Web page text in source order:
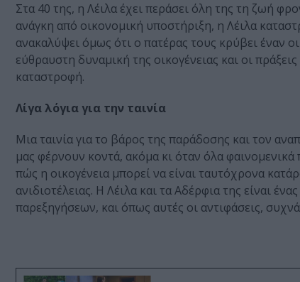
Στα 40 της, η Λέιλα έχει περάσει όλη της τη ζωή
ανάγκη από οικονομική υποστήριξη, η Λέιλα
ανακαλύψει όμως ότι ο πατέρας τους κρύβει έναν
εύθραυστη δυναμική της οικογένειας και οι
καταστροφή.
Λίγα λόγια για την ταινία
Μια ταινία για το βάρος της παράδοσης και τον
μας φέρνουν κοντά, ακόμα κι όταν όλα
πώς η οικογένεια μπορεί να είναι ταυτόχρονα
ανιδιοτέλειας. Η Λέιλα και τα Αδέρφια της είναι
παρεξηγήσεων, και όπως αυτές οι αντιφάσεις, συχνά